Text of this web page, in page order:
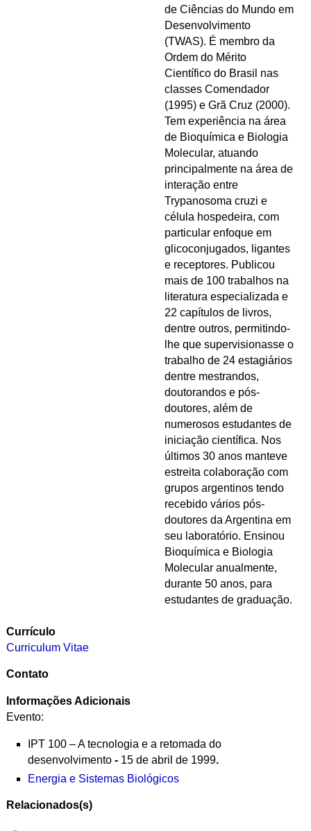
de Ciências do Mundo em
Desenvolvimento
(TWAS). É membro da
Ordem do Mérito
Científico do Brasil nas
classes Comendador
(1995) e Grã Cruz (2000).
Tem experiência na área
de Bioquímica e Biologia
Molecular, atuando
principalmente na área de
interação entre
Trypanosoma cruzi e
célula hospedeira, com
particular enfoque em
glicoconjugados, ligantes
e receptores. Publicou
mais de 100 trabalhos na
literatura especializada e
22 capítulos de livros,
dentre outros, permitindo-
lhe que supervisionasse o
trabalho de 24 estagiários
dentre mestrandos,
doutorandos e pós-
doutores, além de
numerosos estudantes de
iniciação científica. Nos
últimos 30 anos manteve
estreita colaboração com
grupos argentinos tendo
recebido vários pós-
doutores da Argentina em
seu laboratório. Ensinou
Bioquímica e Biologia
Molecular anualmente,
durante 50 anos, para
estudantes de graduação.
Currículo
Curriculum Vitae
Contato
Informações Adicionais
Evento:
IPT 100 – A tecnologia e a retomada do
desenvolvimento - 15 de abril de 1999.
Energia e Sistemas Biológicos
Relacionados(s)
Navegação